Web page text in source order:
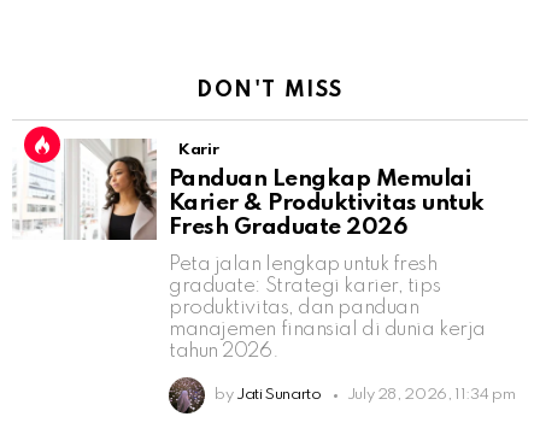
DON'T MISS
Karir
Panduan Lengkap Memulai
Karier & Produktivitas untuk
Fresh Graduate 2026
Peta jalan lengkap untuk fresh
graduate: Strategi karier, tips
produktivitas, dan panduan
manajemen finansial di dunia kerja
tahun 2026.
by Jati Sunarto July 28, 2026, 11:34 pm